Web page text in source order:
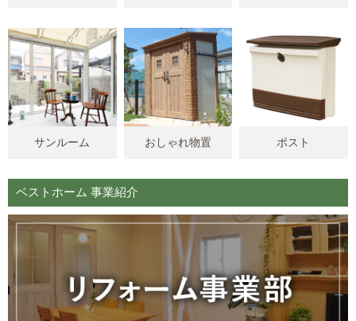
サンルーム おしゃれ物置 ポスト
ベストホーム 事業紹介